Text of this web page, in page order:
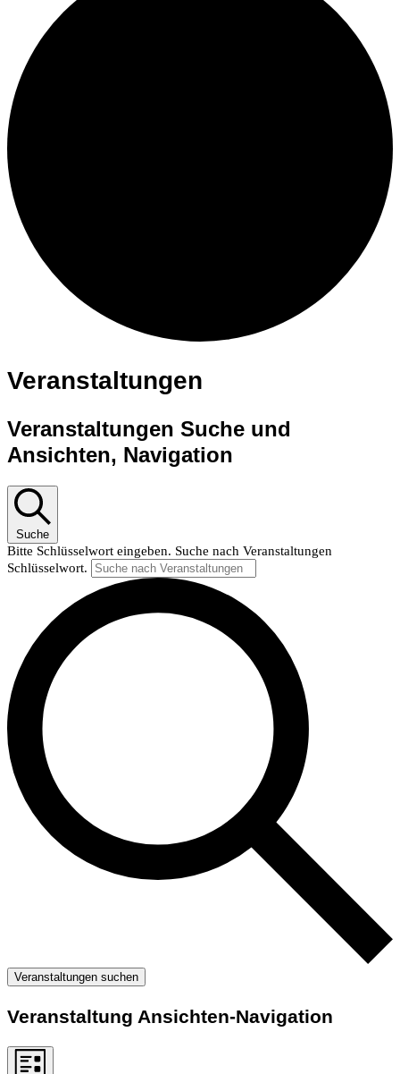
Veranstaltungen
Veranstaltungen Suche und
Ansichten, Navigation
Suche
Bitte Schlüsselwort eingeben. Suche nach Veranstaltungen
Schlüsselwort.
Veranstaltungen suchen
Veranstaltung Ansichten-Navigation